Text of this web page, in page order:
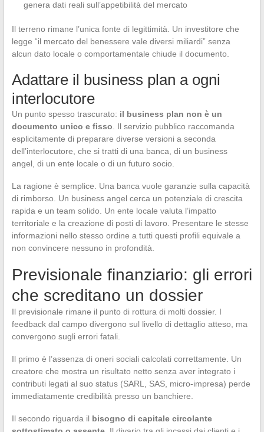
genera dati reali sull’appetibilità del mercato
Il terreno rimane l’unica fonte di legittimità. Un investitore che
legge “il mercato del benessere vale diversi miliardi” senza
alcun dato locale o comportamentale chiude il documento.
Adattare il business plan a ogni
interlocutore
Un punto spesso trascurato: il business plan non è un
documento unico e fisso. Il servizio pubblico raccomanda
esplicitamente di preparare diverse versioni a seconda
dell’interlocutore, che si tratti di una banca, di un business
angel, di un ente locale o di un futuro socio.
La ragione è semplice. Una banca vuole garanzie sulla capacità
di rimborso. Un business angel cerca un potenziale di crescita
rapida e un team solido. Un ente locale valuta l’impatto
territoriale e la creazione di posti di lavoro. Presentare le stesse
informazioni nello stesso ordine a tutti questi profili equivale a
non convincere nessuno in profondità.
Previsionale finanziario: gli errori
che screditano un dossier
Il previsionale rimane il punto di rottura di molti dossier. I
feedback dal campo divergono sul livello di dettaglio atteso, ma
convergono sugli errori fatali.
Il primo è l’assenza di oneri sociali calcolati correttamente. Un
creatore che mostra un risultato netto senza aver integrato i
contributi legati al suo status (SARL, SAS, micro-impresa) perde
immediatamente credibilità presso un banchiere.
Il secondo riguarda il bisogno di capitale circolante